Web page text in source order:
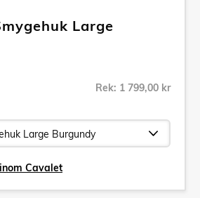
Large
Rek: 1 799,00 kr
Cavalet